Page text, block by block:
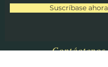
Suscríbase ahora
Contáctenos